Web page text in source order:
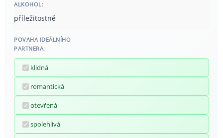
ALKOHOL:
příležitostně
POVAHA IDEÁLNÍHO
PARTNERA:
klidná
romantická
otevřená
spolehlivá